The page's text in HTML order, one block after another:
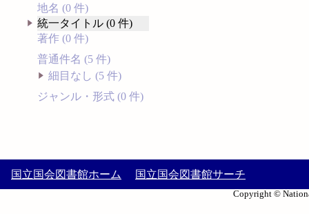
地名 (0 件)
統一タイトル (0 件)
著作 (0 件)
普通件名 (5 件)
細目なし (5 件)
ジャンル・形式 (0 件)
国立国会図書館ホーム 国立国会図書館サーチ
Copyright ©